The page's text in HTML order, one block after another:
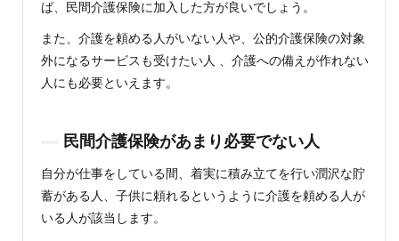
ば、民間介護保険に加入した方が良いでしょう。
また、介護を頼める人がいない人や、公的介護保険の対象
外になるサービスも受けたい人 、介護への備えが作れない
人にも必要といえます。
民間介護保険があまり必要でない人
自分が仕事をしている間、着実に積み立てを行い潤沢な貯
蓄がある人、子供に頼れるというように介護を頼める人が
いる人が該当します。